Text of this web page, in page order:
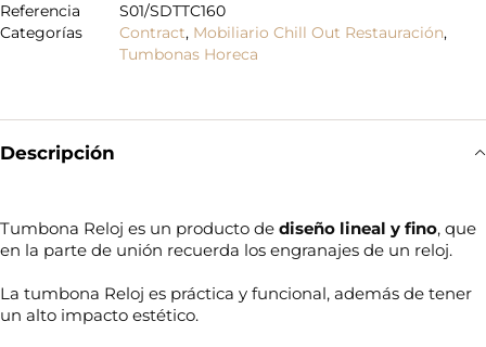
Referencia
S01/SDTTC160
Categorías
Contract, Mobiliario Chill Out Restauración,
Tumbonas Horeca
Descripción
Tumbona Reloj es un producto de diseño lineal y fino, que
en la parte de unión recuerda los engranajes de un reloj.
La tumbona Reloj es práctica y funcional, además de tener
un alto impacto estético.